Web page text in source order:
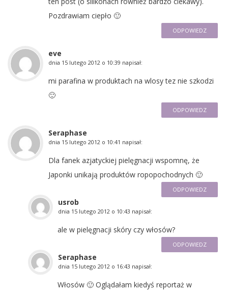
Pozdrawiam ciepło 🙂
ODPOWIEDZ
eve
dnia 15 lutego 2012 o 10:39 napisał:
mi parafina w produktach na wlosy tez nie szkodzi
🙂
ODPOWIEDZ
Seraphase
dnia 15 lutego 2012 o 10:41 napisał:
Dla fanek azjatyckiej pielęgnacji wspomnę, że
Japonki unikają produktów ropopochodnych 🙂
ODPOWIEDZ
usrob
dnia 15 lutego 2012 o 10:43 napisał:
ale w pielęgnacji skóry czy włosów?
ODPOWIEDZ
Seraphase
dnia 15 lutego 2012 o 16:43 napisał:
Włosów 🙂 Oglądałam kiedyś reportaż w